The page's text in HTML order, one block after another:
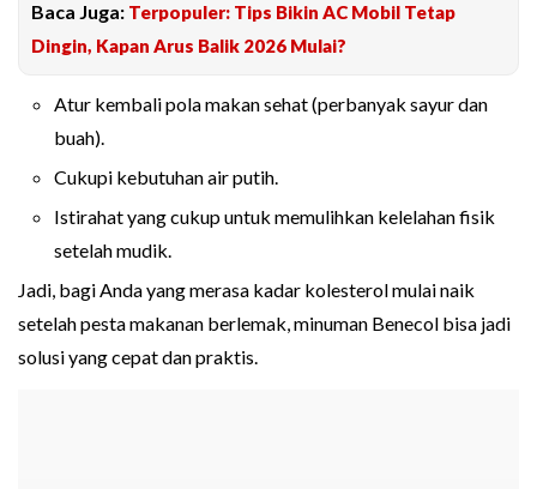
Baca Juga: Terpopuler: Tips Bikin AC Mobil Tetap
Dingin, Kapan Arus Balik 2026 Mulai?
Atur kembali pola makan sehat (perbanyak sayur dan
buah).
Cukupi kebutuhan air putih.
Istirahat yang cukup untuk memulihkan kelelahan fisik
setelah mudik.
Jadi, bagi Anda yang merasa kadar kolesterol mulai naik
setelah pesta makanan berlemak, minuman Benecol bisa jadi
solusi yang cepat dan praktis.